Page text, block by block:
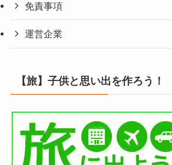
免責事項
運営企業
【旅】子供と思い出を作ろう！